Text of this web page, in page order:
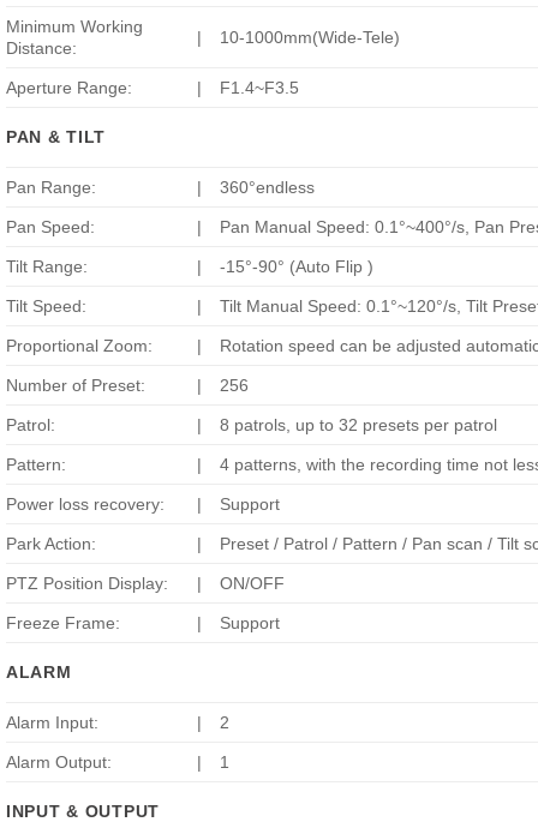
Minimum Working
Distance:
| 10-1000mm(Wide-Tele)
Aperture Range: | F1.4~F3.5
PAN & TILT
Pan Range: | 360°endless
Pan Speed: | Pan Manual Speed: 0.1°~400°/s, Pan
Tilt Range: | -15°-90° (Auto Flip )
Tilt Speed: | Tilt Manual Speed: 0.1°~120°/s, Tilt
Proportional Zoom: | Rotation speed can be adjusted
Number of Preset: | 256
Patrol: | 8 patrols, up to 32 presets per patrol
Pattern: | 4 patterns, with the recording time not
Power loss recovery: | Support
Park Action: | Preset / Patrol / Pattern / Pan scan / Tilt
PTZ Position Display: | ON/OFF
Freeze Frame: | Support
ALARM
Alarm Input: | 2
Alarm Output: | 1
INPUT & OUTPUT